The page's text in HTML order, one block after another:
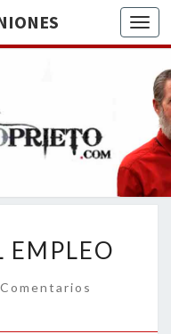
DE
BREVE
VITAL Y
EMPLEO